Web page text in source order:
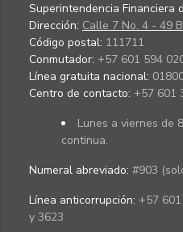
Superintendencia Financiera
Dirección: Calle 7 No. 4 - 49
Código postal: 111711
Conmutador: +57 601 594
Línea gratuita nacional:
Centro de contacto: +57 601
Lunes a viernes de
continua.
Numeral abreviado: #903
Línea anticorrupción: +57
y 3623